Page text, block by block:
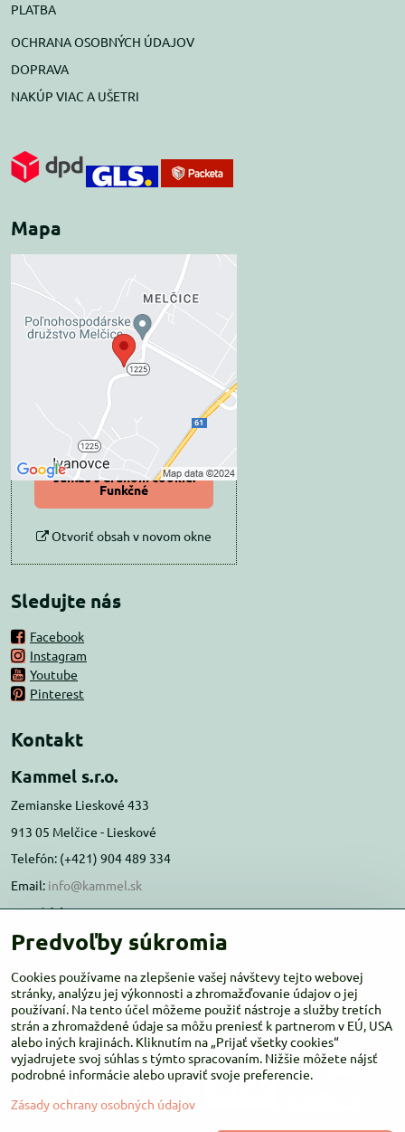
PLATBA
OCHRANA OSOBNÝCH ÚDAJOV
DOPRAVA
NAKÚP VIAC A UŠETRI
Mapa
Externý obsah je
blokovaný Voľbami
súkromia
Prajete si načítať externý obsah?
Povoliť tentokrát
Povoliť a zapamätať -
súhlas s druhom cookie:
Funkčné
Otvoriť obsah v novom okne
Sledujte nás
Facebook
Instagram
Youtube
Pinterest
Kontakt
Kammel s.r.o.
Zemianske Lieskové 433
913 05 Melčice - Lieskové
Telefón: (+421) 904 489 334
Email: info@kammel.sk
Prevádzka:
Administratívna budova PD Melčice
Otváracie hodiny:PO-ŠT 8:00 - 16:00
PIA-NE Zatvorené
Predvoľby súkromia
Cookies používame na zlepšenie vašej návštevy tejto webovej
stránky, analýzu jej výkonnosti a zhromažďovanie údajov o jej
používaní. Na tento účel môžeme použiť nástroje a služby tretích
strán a zhromaždené údaje sa môžu preniesť k partnerom v EÚ, USA
alebo iných krajinách. Kliknutím na „Prijať všetky cookies“
vyjadrujete svoj súhlas s týmto spracovaním. Nižšie môžete nájsť
podrobné informácie alebo upraviť svoje preferencie.
Zásady ochrany osobných údajov